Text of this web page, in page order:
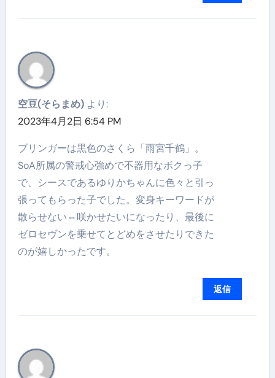
空豆(そらまめ) より:
2023年4月2日 6:54 PM
ブリンガーは黒色のさくら「雨宮千鶴」。
SoA所属の警戒心強めで不器用なボクっ子
で、シースであるゆりかちゃんに色々と引っ
張ってもらった子でした。変身キーワードが
散らせない⇔咲かせたいになったり、最後に
ゼロセヴンを乗せてとどめをさせたりできた
のが嬉しかったです。
返信